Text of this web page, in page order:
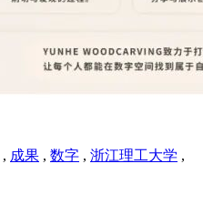
, 成果 , 数字 , 浙江理工大学 ,